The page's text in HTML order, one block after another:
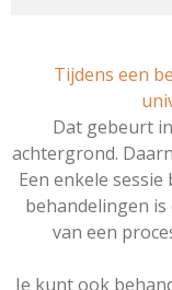
Tijdens een
Dat gebeurt
achtergrond.
Een enkele
behandelingen
van een
Je kunt ook